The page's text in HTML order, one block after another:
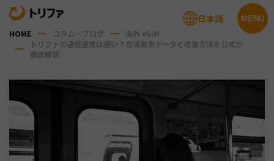
MENU
日本語
HOME コラム・ブログ
海外 eSIM
トリファの通信速度は遅い？台湾実測データと改善方法を公式が
徹底解説